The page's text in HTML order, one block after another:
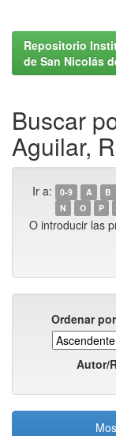
Repositorio
de San Nicolás
Buscar
Aguilar,
Ir a: 0-9 A B
N
O P
O introducir las
Ordenar
Autor/